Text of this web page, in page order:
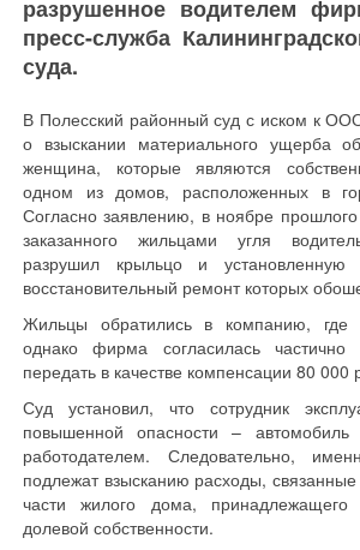
разрушенное водителем
пресс-служба
суда.
В Полесский районный суд с иском к
о взыскании материального ущерба
женщина, которые являются
одном из домов, расположенных в
Согласно заявлению, в ноябре прошлого
заказанного жильцами угля
разрушил крыльцо и
восстановительный ремонт которых
Жильцы обратились в компанию, где
однако фирма согласилась
передать в качестве компенсации 80 000
Суд установил, что сотрудник
повышенной опасности –
работодателем. Следовательно,
подлежат взысканию расходы,
части жилого дома,
долевой собственности.